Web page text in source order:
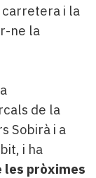
i la
ne la
a
de la
Sobirà i a
i ha
les pròximes